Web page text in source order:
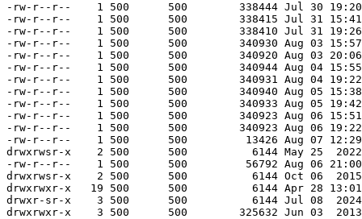
-rw-r--r--    1 500      500        338444 Jul 30
-rw-r--r--    1 500      500        338415 Jul 31
-rw-r--r--    1 500      500        338410 Jul 31
-rw-r--r--    1 500      500        340930 Aug 03
-rw-r--r--    1 500      500        340920 Aug 03
-rw-r--r--    1 500      500        340944 Aug 04
-rw-r--r--    1 500      500        340931 Aug 04
-rw-r--r--    1 500      500        340940 Aug 05
-rw-r--r--    1 500      500        340933 Aug 05
-rw-r--r--    1 500      500        340923 Aug 06
-rw-r--r--    1 500      500        340923 Aug 06
-rw-r--r--    1 500      500         13426 Aug 07
drwxrwsr-x    2 500      500          6144 May 25
-rw-r--r--    1 500      500         56792 Aug 06
drwxrwsr-x    2 500      500          6144 Oct 06
drwxrwxr-x   19 500      500          6144 Apr 28
drwxr-sr-x    3 500      500          6144 Jul 08
drwxrwxr-x    3 500      500        325632 Jun 03